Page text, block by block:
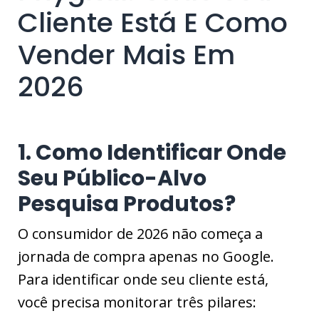
Cliente Está E Como
Vender Mais Em
2026
1. Como Identificar Onde
Seu Público-Alvo
Pesquisa Produtos?
O consumidor de 2026 não começa a
jornada de compra apenas no Google.
Para identificar onde seu cliente está,
você precisa monitorar três pilares: